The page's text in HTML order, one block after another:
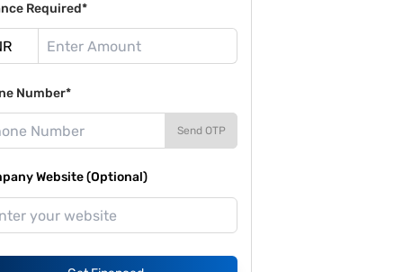
Required*
Number*
Send OTP
Website (Optional)